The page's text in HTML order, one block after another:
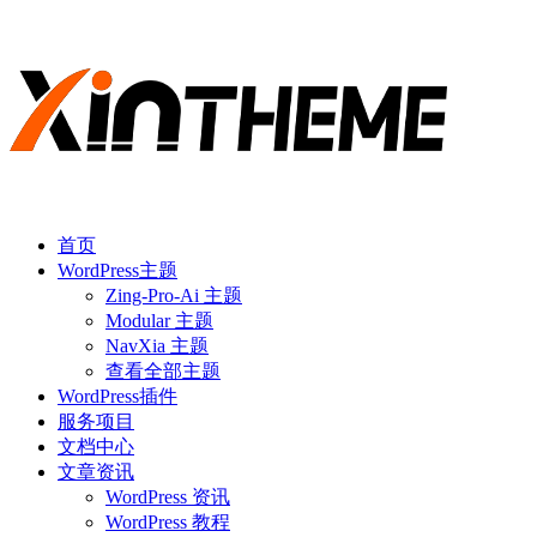
首页
WordPress主题
Zing-Pro-Ai 主题
Modular 主题
NavXia 主题
查看全部主题
WordPress插件
服务项目
文档中心
文章资讯
WordPress 资讯
WordPress 教程